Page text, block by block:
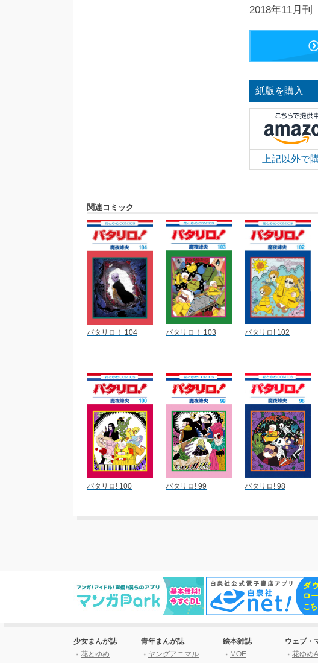
2018年11月刊
紙版を購入
上記以外で
関連コミック
パタリロ！ 104 パタリロ！ 103 パタリロ! 102
パタリロ! 100 パタリロ! 99 パタリロ! 98
少女まんが誌
花とゆめ
青年まんが誌
ヤングアニマル
絵本雑誌
MOE
ウェブ・
花ゆめ